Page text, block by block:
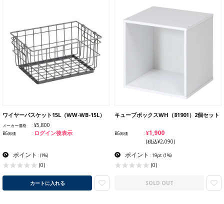
ワイヤーバスケット15L（WW-WB-15L）
メーカー価格 ¥5,800
BG卸価 ログイン後表示
ポイント :(1%)
(0)
カートに入れる
キューブボックスWH（81901）2個セット
BG卸価 ¥1,900
(税込¥2,090)
ポイント : 19pt (1%)
(0)
SOLD OUT